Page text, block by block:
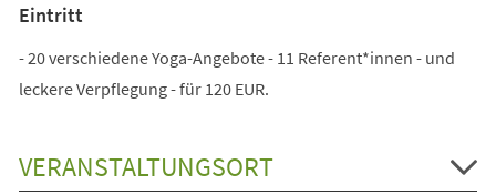
Eintritt
- 20 verschiedene Yoga-Angebote - 11 Referent*innen - und
leckere Verpflegung - für 120 EUR.
VERANSTALTUNGSORT